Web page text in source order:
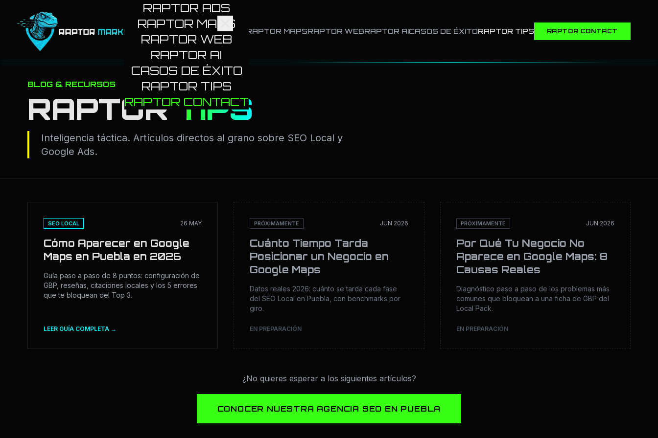
RAPTOR ADS RAPTOR MAPSRAPTOR WEBRAPTOR AICASOS DE ÉXITORAPTOR TIPS RAPTOR CONTACT
RAPTOR ADS
RAPTOR MAPS
RAPTOR WEB
RAPTOR AI
CASOS DE ÉXITO
RAPTOR TIPS
RAPTOR CONTACT
BLOG & RECURSOS
RAPTORTIPS
Inteligencia táctica. Artículos directos al grano sobre SEO Local y
Google Ads.
SEO LOCAL 26 MAY
Cómo Aparecer en Google
Maps en Puebla en 2026
Guía paso a paso de 8 puntos: configuración de
GBP, reseñas, citaciones locales y los 5 errores
que te bloquean del Top 3.
LEER GUÍA COMPLETA →
PRÓXIMAMENTE JUN 2026
Cuánto Tiempo Tarda
Posicionar un Negocio en
Google Maps
Datos reales 2026: cuánto se tarda cada fase
del SEO Local en Puebla, con benchmarks por
giro.
EN PREPARACIÓN
PRÓXIMAMENTE JUN 2026
Por Qué Tu Negocio No
Aparece en Google Maps: 8
Causas Reales
Diagnóstico paso a paso de los problemas más
comunes que bloquean a una ficha de GBP del
Local Pack.
EN PREPARACIÓN
¿No quieres esperar a los siguientes artículos?
CONOCER NUESTRA AGENCIA SEO EN PUEBLA